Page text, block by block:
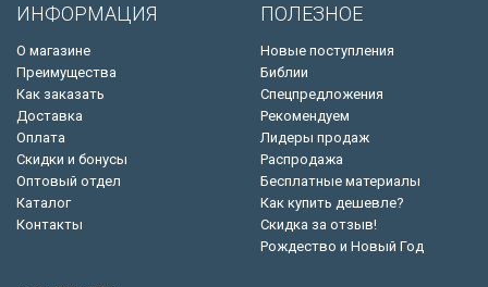
ИНФОРМАЦИЯ
О магазине
Преимущества
Как заказать
Доставка
Оплата
Скидки и бонусы
Оптовый отдел
Каталог
Контакты
ПОЛЕЗНОЕ
Новые поступления
Библии
Спецпредложения
Рекомендуем
Лидеры продаж
Распродажа
Бесплатные материалы
Как купить дешевле?
Скидка за отзыв!
Рождество и Новый Год